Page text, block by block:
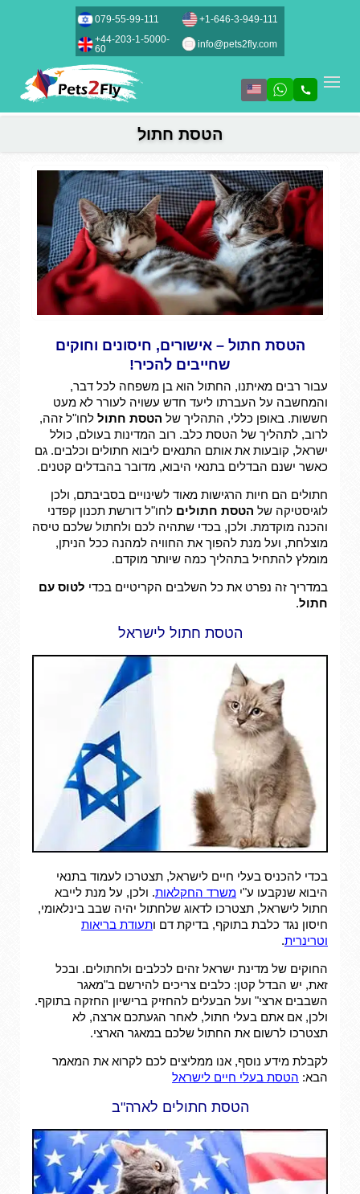
079-55-99-111
+1-646-3-949-111
+44-203-1-5000-
60
info@pets2fly.com
הטסת חתול
הטסת חתול – אישורים, חיסונים וחוקים
שחייבים להכיר!
עבור רבים מאיתנו, החתול הוא בן משפחה לכל דבר,
והמחשבה על העברתו ליעד חדש עשויה לעורר לא מעט
חששות. באופן כללי, התהליך של הטסת חתול לחו"ל זהה,
לרוב, לתהליך של הטסת כלב. רוב המדינות בעולם, כולל
ישראל, קובעות את אותם התנאים ליבוא חתולים וכלבים. גם
כאשר ישנם הבדלים בתנאי היבוא, מדובר בהבדלים קטנים.
חתולים הם חיות הרגישות מאוד לשינויים בסביבתם, ולכן
לוגיסטיקה של הטסת חתולים לחו"ל דורשת תכנון קפדני
והכנה מוקדמת. ולכן, בכדי שתהיה לכם ולחתול שלכם טיסה
מוצלחת, ועל מנת להפוך את החוויה למהנה ככל הניתן,
מומלץ להתחיל בתהליך כמה שיותר מוקדם.
במדריך זה נפרט את כל השלבים הקריטיים בכדי לטוס עם
חתול.
הטסת חתול לישראל
בכדי להכניס בעלי חיים לישראל, תצטרכו לעמוד בתנאי
היבוא שנקבעו ע"י משרד החקלאות. ולכן, על מנת לייבא
חתול לישראל, תצטרכו לדאוג שלחתול יהיה שבב בינלאומי,
חיסון נגד כלבת בתוקף, בדיקת דם ותעודת בריאות
וטרינרית.
החוקים של מדינת ישראל זהים לכלבים ולחתולים. ובכל
זאת, יש הבדל קטן: כלבים צריכים להירשם ב"מאגר
השבבים ארצי" ועל הבעלים להחזיק ברישיון החזקה בתוקף.
ולכן, אם אתם בעלי חתול, לאחר הגעתכם ארצה, לא
תצטרכו לרשום את החתול שלכם במאגר הארצי.
לקבלת מידע נוסף, אנו ממליצים לכם לקרוא את המאמר
הבא: הטסת בעלי חיים לישראל
הטסת חתולים לארה"ב